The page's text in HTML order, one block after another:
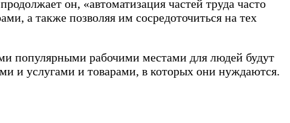
он, «автоматизация частей труда часто
а также позволяя им сосредоточиться на тех
популярными рабочими местами для людей будут
и услугами и товарами, в которых они нуждаются.